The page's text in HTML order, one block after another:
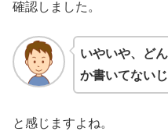
確認しました。
いやいや、ど
か書いてないじ
と感じますよね。